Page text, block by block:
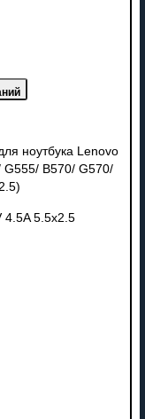
ноутбука Lenovo
G555/ B570/ G570/
4.5A 5.5x2.5